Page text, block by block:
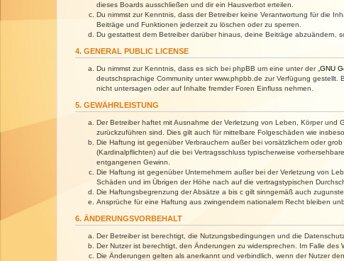
dieses Boards ausschließen und dir ein Hausverbot erteilen.
Du nimmst zur Kenntnis, dass der Betreiber keine Verantwortung für die
Beiträge und Funktionen jederzeit zu löschen oder zu sperren.
Du gestattest dem Betreiber darüber hinaus, deine Beiträge abzuändern,
4. GENERAL PUBLIC LICENSE
Du nimmst zur Kenntnis, dass es sich bei phpBB um eine unter der „ GNU
deutschsprachige Community unter www.phpbb.de zur Verfügung
nicht untersagen oder auf Inhalte fremder Foren Einfluss nehmen.
5. GEWÄHRLEISTUNG
Der Betreiber haftet mit Ausnahme der Verletzung von Leben, Körper und
zurückzuführen sind. Dies gilt auch für mittelbare Folgeschäden wie
Die Haftung ist gegenüber Verbrauchern außer bei vorsätzlichem oder
(Kardinalpflichten) auf die bei Vertragsschluss typischerweise
entgangenen Gewinn.
Die Haftung ist gegenüber Unternehmern außer bei der Verletzung von
Schäden und im Übrigen der Höhe nach auf die vertragstypischen
Die Haftungsbegrenzung der Absätze a bis c gilt sinngemäß auch
Ansprüche für eine Haftung aus zwingendem nationalem Recht bleiben
6. ÄNDERUNGSVORBEHALT
Der Betreiber ist berechtigt, die Nutzungsbedingungen und die
Der Nutzer ist berechtigt, den Änderungen zu widersprechen. Im Falle des
Die Änderungen gelten als anerkannt und verbindlich, wenn der Nutzer